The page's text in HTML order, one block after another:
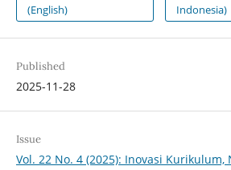
(English)
Indonesia)
Published
2025-11-28
Issue
Vol. 22 No. 4 (2025): Inovasi Kurikulum,